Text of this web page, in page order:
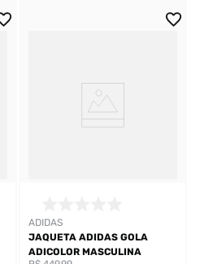
ADIDAS
JAQUETA ADIDAS GOLA
ADICOLOR MASCULINA